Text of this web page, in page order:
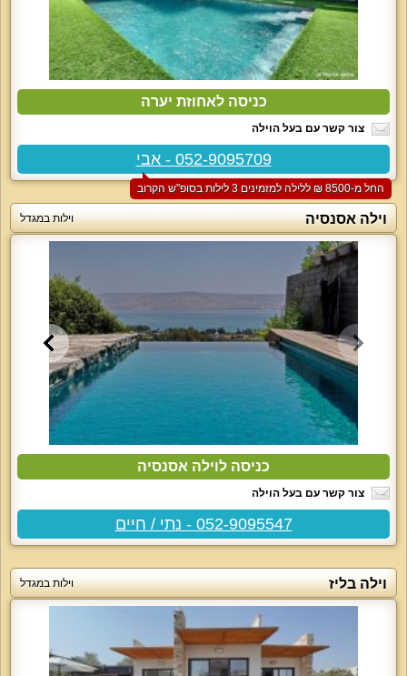
כניסה לאחוזת יערה
צור קשר עם בעל הוילה
052-9095709 - אבי
החל מ-‏8500 ₪ ללילה למזמינים 3 לילות בסופ"ש הקרוב
וילה אסנסיה וילות במגדל
כניסה לוילה אסנסיה
צור קשר עם בעל הוילה
052-9095547 - נתי / חיים
וילה בליז וילות במגדל